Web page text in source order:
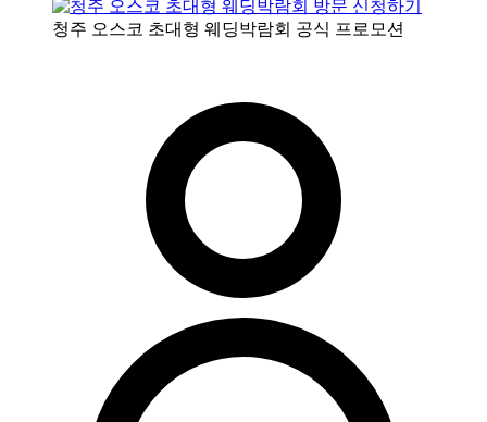
청주 오스코 초대형 웨딩박람회 공식 프로모션